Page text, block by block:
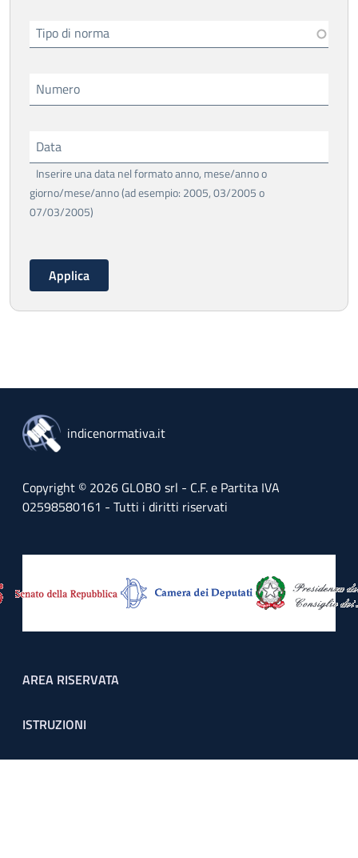
Tipo di norma
Numero
Data
Inserire una data nel formato anno, mese/anno o
giorno/mese/anno (ad esempio: 2005, 03/2005 o
07/03/2005)
indicenormativa.it
Copyright © 2026 GLOBO srl - C.F. e Partita IVA
02598580161 - Tutti i diritti riservati
Footer menu
AREA RISERVATA
ISTRUZIONI